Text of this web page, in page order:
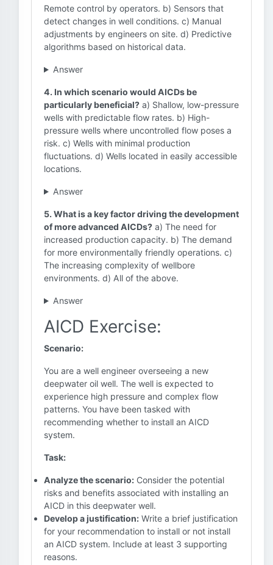
Remote control by operators. b) Sensors that
detect changes in well conditions. c) Manual
adjustments by engineers on site. d) Predictive
algorithms based on historical data.
Answer
4. In which scenario would AICDs be
particularly beneficial? a) Shallow, low-pressure
wells with predictable flow rates. b) High-
pressure wells where uncontrolled flow poses a
risk. c) Wells with minimal production
fluctuations. d) Wells located in easily accessible
locations.
Answer
5. What is a key factor driving the development
of more advanced AICDs? a) The need for
increased production capacity. b) The demand
for more environmentally friendly operations. c)
The increasing complexity of wellbore
environments. d) All of the above.
Answer
AICD Exercise:
Scenario:
You are a well engineer overseeing a new
deepwater oil well. The well is expected to
experience high pressure and complex flow
patterns. You have been tasked with
recommending whether to install an AICD
system.
Task:
Analyze the scenario: Consider the potential
risks and benefits associated with installing an
AICD in this deepwater well.
Develop a justification: Write a brief justification
for your recommendation to install or not install
an AICD system. Include at least 3 supporting
reasons.